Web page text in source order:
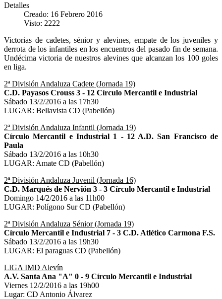
Detalles
Creado: 16 Febrero 2016
Visto: 2222
Victorias de cadetes, sénior y alevines, empate de los juveniles y
derrota de los infantiles en los encuentros del pasado fin de semana.
Undécima victoria de nuestros alevines que alcanzan los 100 goles
en liga.
2ª División Andaluza Cadete (Jornada 19)
C.D. Payasos Crouss 3 - 12 Círculo Mercantil e Industrial
Sábado 13/2/2016 a las 17h30
LUGAR: Bellavista CD (Pabellón)
2ª División Andaluza Infantil (Jornada 19)
Círculo Mercantil e Industrial 1 - 12 A.D. San Francisco de
Paula
Sábado 13/2/2016 a las 10h30
LUGAR: Amate CD (Pabellón)
2ª División Andaluza Juvenil (Jornada 16)
C.D. Marqués de Nervión 3 - 3 Círculo Mercantil e Industrial
Domingo 14/2/2016 a las 11h00
LUGAR: Polígono Sur CD (Pabellón)
2ª División Andaluza Sénior (Jornada 19)
Círculo Mercantil e Industrial 7 - 3 C.D. Atlético Carmona F.S.
Sábado 13/2/2016 a las 19h30
LUGAR: El paraguas CD (Pabellón)
LIGA IMD Alevín
A.V. Santa Ana "A" 0 - 9 Círculo Mercantil e Industrial
Viernes 12/2/2016 a las 19h00
Lugar: CD Antonio Álvarez